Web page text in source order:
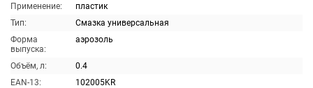
Применение:
пластик
Тип:
Смазка универсальная
Форма
выпуска:
аэрозоль
Объём, л:
0.4
EAN-13:
102005KR